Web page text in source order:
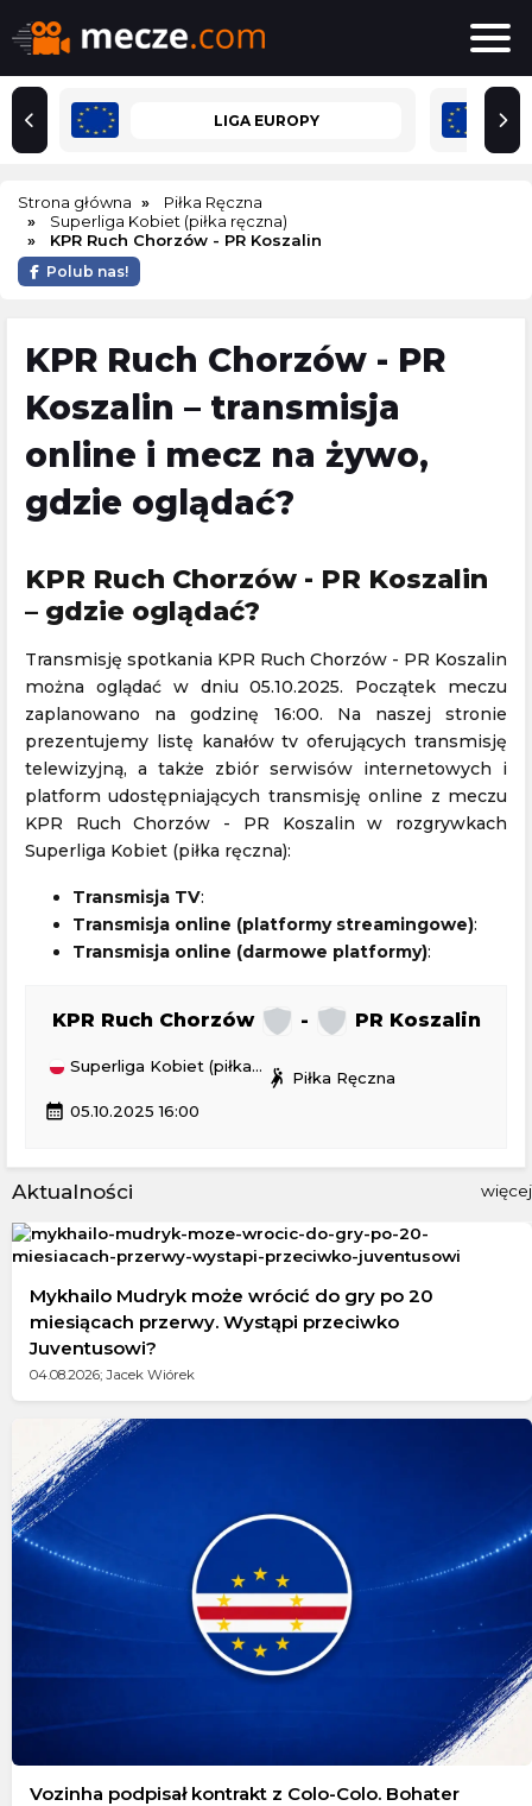
LIGA EUROPY
Strona główna
Piłka Ręczna
Superliga Kobiet (piłka ręczna)
KPR Ruch Chorzów - PR Koszalin
Polub nas!
KPR Ruch Chorzów - PR
Koszalin – transmisja
online i mecz na żywo,
gdzie oglądać?
KPR Ruch Chorzów - PR Koszalin
– gdzie oglądać?
Transmisję spotkania KPR Ruch Chorzów - PR Koszalin
można oglądać w dniu 05.10.2025. Początek meczu
zaplanowano na godzinę 16:00. Na naszej stronie
prezentujemy listę kanałów tv oferujących transmisję
telewizyjną, a także zbiór serwisów internetowych i
platform udostępniających transmisję online z meczu
KPR Ruch Chorzów - PR Koszalin w rozgrywkach
Superliga Kobiet (piłka ręczna):
Transmisja TV:
Transmisja online (platformy streamingowe):
Transmisja online (darmowe platformy):
KPR Ruch Chorzów - PR Koszalin
Superliga Kobiet (piłka ręczna)
sports_handball Piłka Ręczna
calendar_month 05.10.2025 16:00
Aktualności więcej
Mykhailo Mudryk może wrócić do gry po 20
miesiącach przerwy. Wystąpi przeciwko
Juventusowi?
04.08.2026; Jacek Wiórek
Vozinha podpisał kontrakt z Colo-Colo. Bohater